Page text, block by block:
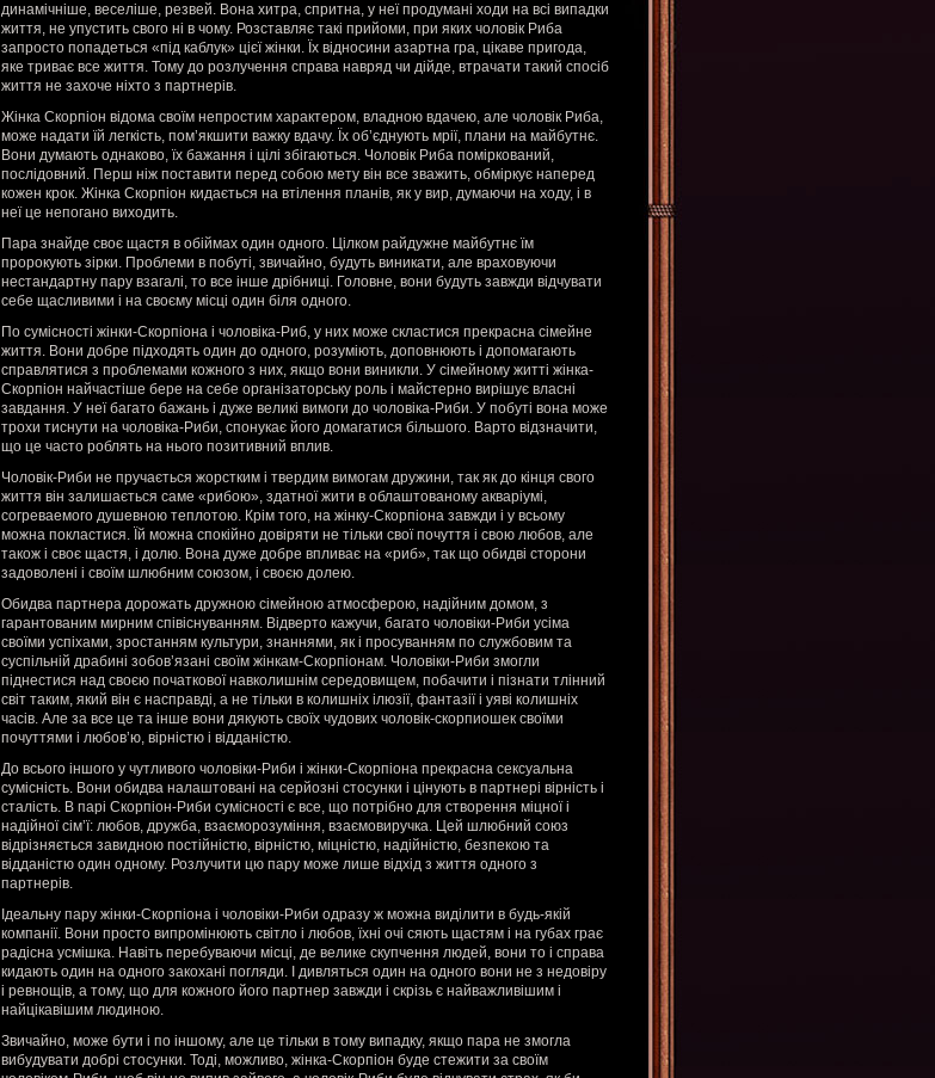
динамічніше, веселіше, резвей. Вона хитра, спритна, у неї продумані ходи на всі випадки
життя, не упустить свого ні в чому. Розставляє такі прийоми, при яких чоловік Риба
запросто попадеться «під каблук» цієї жінки. Їх відносини азартна гра, цікаве пригода,
яке триває все життя. Тому до розлучення справа навряд чи дійде, втрачати такий спосіб
життя не захоче ніхто з партнерів.
Жінка Скорпіон відома своїм непростим характером, владною вдачею, але чоловік Риба,
може надати їй легкість, пом’якшити важку вдачу. Їх об’єднують мрії, плани на майбутнє.
Вони думають однаково, їх бажання і цілі збігаються. Чоловік Риба поміркований,
послідовний. Перш ніж поставити перед собою мету він все зважить, обміркує наперед
кожен крок. Жінка Скорпіон кидається на втілення планів, як у вир, думаючи на ходу, і в
неї це непогано виходить.
Пара знайде своє щастя в обіймах один одного. Цілком райдужне майбутнє їм
пророкують зірки. Проблеми в побуті, звичайно, будуть виникати, але враховуючи
нестандартну пару взагалі, то все інше дрібниці. Головне, вони будуть завжди відчувати
себе щасливими і на своєму місці один біля одного.
По сумісності жінки-Скорпіона і чоловіка-Риб, у них може скластися прекрасна сімейне
життя. Вони добре підходять один до одного, розуміють, доповнюють і допомагають
справлятися з проблемами кожного з них, якщо вони виникли. У сімейному житті жінка-
Скорпіон найчастіше бере на себе організаторську роль і майстерно вирішує власні
завдання. У неї багато бажань і дуже великі вимоги до чоловіка-Риби. У побуті вона може
трохи тиснути на чоловіка-Риби, спонукає його домагатися більшого. Варто відзначити,
що це часто роблять на нього позитивний вплив.
Чоловік-Риби не пручається жорстким і твердим вимогам дружини, так як до кінця свого
життя він залишається саме «рибою», здатної жити в облаштованому акваріумі,
согреваемого душевною теплотою. Крім того, на жінку-Скорпіона завжди і у всьому
можна покластися. Їй можна спокійно довіряти не тільки свої почуття і свою любов, але
також і своє щастя, і долю. Вона дуже добре впливає на «риб», так що обидві сторони
задоволені і своїм шлюбним союзом, і своєю долею.
Обидва партнера дорожать дружною сімейною атмосферою, надійним домом, з
гарантованим мирним співіснуванням. Відверто кажучи, багато чоловіки-Риби усіма
своїми успіхами, зростанням культури, знаннями, як і просуванням по службовим та
суспільній драбині зобов’язані своїм жінкам-Скорпіонам. Чоловіки-Риби змогли
піднестися над своєю початкової навколишнім середовищем, побачити і пізнати тлінний
світ таким, який він є насправді, а не тільки в колишніх ілюзії, фантазії і уяві колишніх
часів. Але за все це та інше вони дякують своїх чудових чоловік-скорпиошек своїми
почуттями і любов’ю, вірністю і відданістю.
До всього іншого у чутливого чоловіки-Риби і жінки-Скорпіона прекрасна сексуальна
сумісність. Вони обидва налаштовані на серйозні стосунки і цінують в партнері вірність і
сталість. В парі Скорпіон-Риби сумісності є все, що потрібно для створення міцної і
надійної сім’ї: любов, дружба, взаєморозуміння, взаємовиручка. Цей шлюбний союз
відрізняється завидною постійністю, вірністю, міцністю, надійністю, безпекою та
відданістю один одному. Розлучити цю пару може лише відхід з життя одного з
партнерів.
Ідеальну пару жінки-Скорпіона і чоловіки-Риби одразу ж можна виділити в будь-якій
компанії. Вони просто випромінюють світло і любов, їхні очі сяють щастям і на губах грає
радісна усмішка. Навіть перебуваючи місці, де велике скупчення людей, вони то і справа
кидають один на одного закохані погляди. І дивляться один на одного вони не з недовіру
і ревнощів, а тому, що для кожного його партнер завжди і скрізь є найважливішим і
найцікавішим людиною.
Звичайно, може бути і по іншому, але це тільки в тому випадку, якщо пара не змогла
вибудувати добрі стосунки. Тоді, можливо, жінка-Скорпіон буде стежити за своїм